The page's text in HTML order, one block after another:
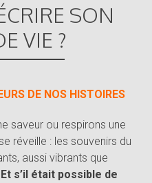
SON
VIE ?
DE NOS HISTOIRES
saveur ou respirons une
réveille : les souvenirs du
aussi vibrants que
Et s’il était possible de